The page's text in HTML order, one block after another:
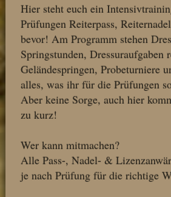
Hier steht euch ein
Prüfungen Reiterpass,
bevor! Am Programm stehen
Springstunden, Dressuraufgaben
Geländespringen, Probeturniere
alles, was ihr für die Prüfungen
Aber keine Sorge, auch hier
zu kurz!
Wer kann mitmachen?
Alle Pass-, Nadel- &
je nach Prüfung für die richtige